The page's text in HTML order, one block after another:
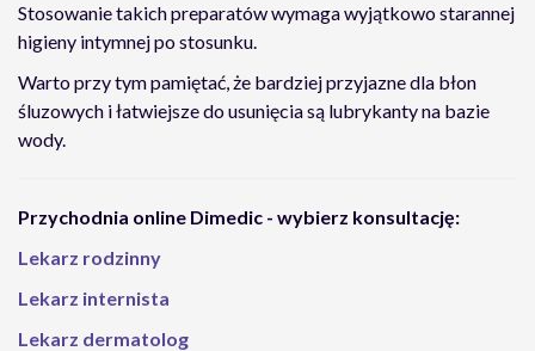
Stosowanie takich preparatów wymaga wyjątkowo starannej
higieny intymnej po stosunku.
Warto przy tym pamiętać, że bardziej przyjazne dla błon
śluzowych i łatwiejsze do usunięcia są lubrykanty na bazie
wody.
Przychodnia online Dimedic - wybierz konsultację:
Lekarz rodzinny
Lekarz internista
Lekarz dermatolog